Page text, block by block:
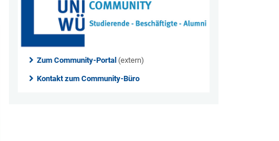
Zum Community-Portal (extern)
Kontakt zum Community-Büro